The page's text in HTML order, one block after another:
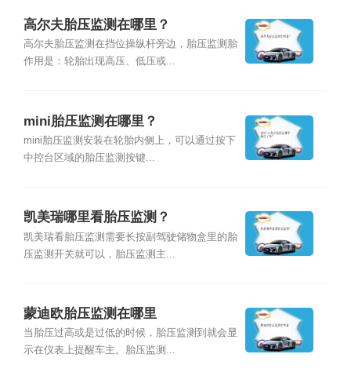
高尔夫胎压监测在哪里？
高尔夫胎压监测在挡位操纵杆旁边，胎压监测胎
作用是：轮胎出现高压、低压或...
mini胎压监测在哪里？
mini胎压监测安装在轮胎内侧上，可以通过按下
中控台区域的胎压监测按键...
凯美瑞哪里看胎压监测？
凯美瑞看胎压监测需要长按副驾驶储物盒里的胎
压监测开关就可以，胎压监测主...
蒙迪欧胎压监测在哪里
当胎压过高或是过低的时候，胎压监测到就会显
示在仪表上提醒车主。胎压监测...